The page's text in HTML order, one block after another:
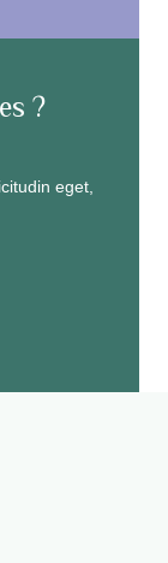
?
eget,